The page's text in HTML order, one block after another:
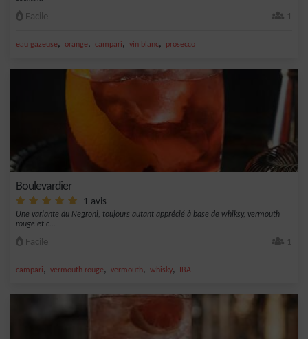
Facile 1
eau gazeuse, orange, campari, vin blanc, prosecco
Boulevardier
1 avis
Une variante du Negroni, toujours autant apprécié à base de whiksy, vermouth
rouge et c...
Facile 1
campari, vermouth rouge, vermouth, whisky, IBA